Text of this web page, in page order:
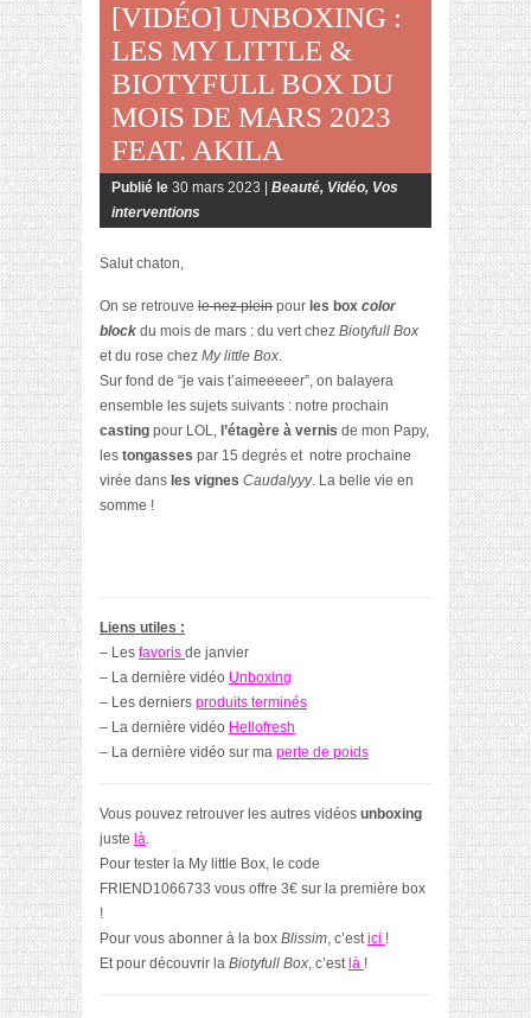
[VIDÉO] UNBOXING :
LES MY LITTLE &
BIOTYFULL BOX DU
MOIS DE MARS 2023
FEAT. AKILA
Publié le 30 mars 2023 | Beauté, Vidéo, Vos
interventions
Salut chaton,
On se retrouve le nez plein pour les box color
block du mois de mars : du vert chez Biotyfull Box
et du rose chez My little Box.
Sur fond de “je vais t’aimeeeeer”, on balayera
ensemble les sujets suivants : notre prochain
casting pour LOL, l’étagère à vernis de mon Papy,
les tongasses par 15 degrés et notre prochaine
virée dans les vignes Caudalyyy. La belle vie en
somme !
Liens utiles :
– Les favoris de janvier
– La dernière vidéo Unboxing
– Les derniers produits terminés
– La dernière vidéo Hellofresh
– La dernière vidéo sur ma perte de poids
Vous pouvez retrouver les autres vidéos unboxing
juste là.
Pour tester la My little Box, le code
FRIEND1066733 vous offre 3€ sur la première box
!
Pour vous abonner à la box Blissim, c’estici !
Et pour découvrir la Biotyfull Box, c’est là !